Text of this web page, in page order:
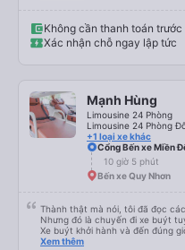
.và 1 trạm. Dùng cho mn ăn ún.
liệu và cho mn đi wc nhưng nhà
sạch sẽ. Hk có mùi khó chiệu như những trạm
phát triển mạnh hơn🥰
Không cần thanh toán trước
Xác nhận chỗ ngay lập tức
Mạnh Hùng
Limousine 24 Phòng
Limousine 24 Phòng
+1 loại xe khác
Cổng Bến xe Miền
10 giờ 5 phút
Bến xe Quy Nhơn
Thành thật mà nói, tôi đã đọc
Nhưng đó là chuyến đi xe buýt
Xe buýt khởi hành và đến đúng
dù vẫn hơi xóc, nhưng đó là đặc
Xem thêm